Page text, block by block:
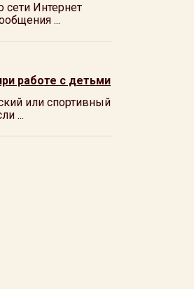
сети Интернет
...
работе с детьми
или спортивный
...